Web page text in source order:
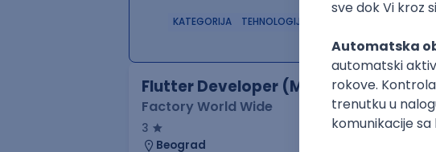
KATEGORIJA TEHNOLOGIJA
Flutter Developer (Medior)
Factory World Wide
3
Beograd